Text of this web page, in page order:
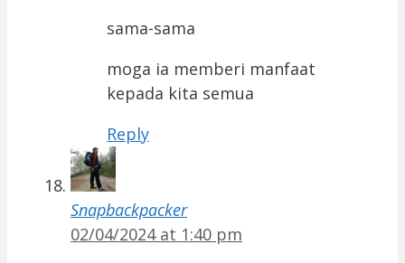
sama-sama
moga ia memberi manfaat
kepada kita semua
Reply
Snapbackpacker
02/04/2024 at 1:40 pm